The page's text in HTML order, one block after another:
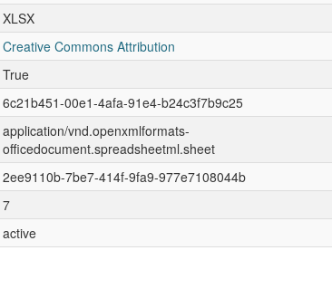
XLSX
Creative Commons Attribution
True
6c21b451-00e1-4afa-91e4-b24c3f7b9c25
application/vnd.openxmlformats-
officedocument.spreadsheetml.sheet
2ee9110b-7be7-414f-9fa9-977e7108044b
7
active